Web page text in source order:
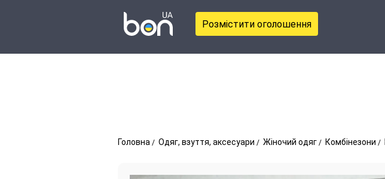
Розмістити оголошення
Головна Одяг, взуття, аксесуари Жіночий одяг Комбінезони